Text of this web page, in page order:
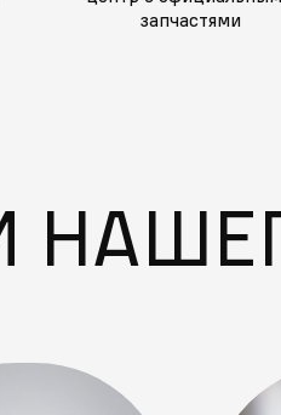
запчастями